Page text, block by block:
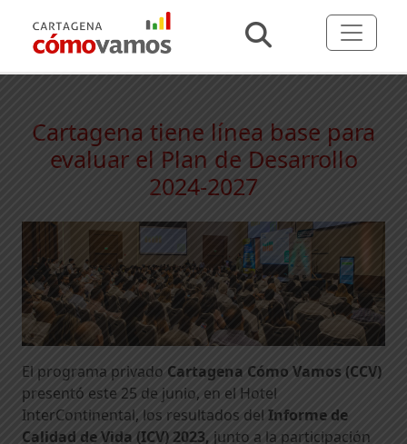
Cartagena tiene línea base para
evaluar el Plan de Desarrollo
2024-2027
El programa privado Cartagena Cómo Vamos (CCV)
presentó este 25 de junio, en el Hotel
InterContinental, los resultados del Informe de
Calidad de Vida (ICV) 2023, junto a la participación